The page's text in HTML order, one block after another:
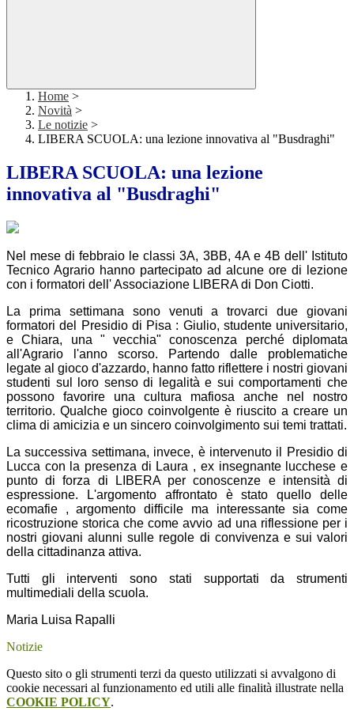
Home >
Novità >
Le notizie >
LIBERA SCUOLA: una lezione innovativa al "Busdraghi"
LIBERA SCUOLA: una lezione
innovativa al "Busdraghi"
Nel mese di febbraio le classi 3A, 3BB, 4A e 4B dell' Istituto
Tecnico Agrario hanno partecipato ad alcune ore di lezione
con i formatori dell' Associazione LIBERA di Don Ciotti.
La prima settimana sono venuti a trovarci due giovani
formatori del Presidio di Pisa : Giulio, studente universitario,
e Chiara, una " vecchia" conoscenza perché diplomata
all'Agrario l'anno scorso. Partendo dalle problematiche
legate al gioco d'azzardo, hanno fatto riflettere i nostri giovani
studenti sul loro senso di legalità e sui comportamenti che
possono favorire una cultura mafiosa anche nel nostro
territorio. Qualche gioco coinvolgente è riuscito a creare un
clima di amicizia e un sincero coinvolgimento sui temi trattati.
La successiva settimana, invece, è intervenuto il Presidio di
Lucca con la presenza di Laura , ex insegnante lucchese e
punto di forza di LIBERA per conoscenze e intensità di
espressione. L'argomento affrontato è stato quello delle
ecomafie , argomento difficile ma interessante sia come
ricostruzione storica che come avvio ad una riflessione per i
nostri giovani alunni sulle regole di convivenza e sui valori
della cittadinanza attiva.
Tutti gli interventi sono stati supportati da strumenti
multimediali della scuola.
Maria Luisa Rapalli
Notizie
Questo sito o gli strumenti terzi da questo utilizzati si avvalgono di
cookie necessari al funzionamento ed utili alle finalità illustrate nella
COOKIE POLICY.